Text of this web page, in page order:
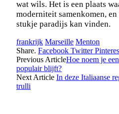
wat wils. Het is een plaats
moderniteit samenkomen,
stukje paradijs kan vinden.
frankrijk Marseille Menton
Share. Facebook Twitter
Previous ArticleHoe noem je
populair blijft?
Next Article In deze Italiaanse
trulli